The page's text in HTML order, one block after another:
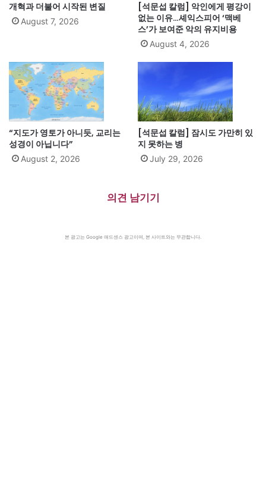
개혁과 더불어 시작된 변질
August 7, 2026
[석문섭 칼럼] 악인에게 평강이
없는 이유…셰익스피어 ‘맥베
스’가 보여준 악의 유지비용
August 4, 2026
“지도가 영토가 아니듯, 교리는
성경이 아닙니다”
August 2, 2026
[석문섭 칼럼] 잠시도 가만히 있
지 못하는 병
July 29, 2026
의견 남기기
본 광고는 Google 애드센스 광고이며, 본 사이트와는 무관합니다.